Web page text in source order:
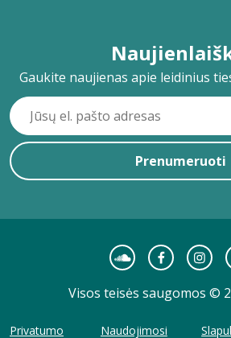
Gaukite naujienas apie leidinius
Prenumeruoti
Visos teisės saugomos ©
Privatumo Naudojimosi